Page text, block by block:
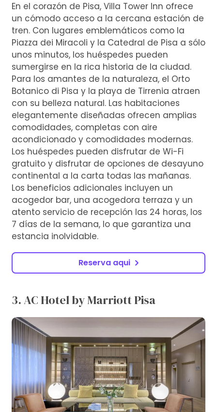
En el corazón de Pisa, Villa Tower Inn ofrece
un cómodo acceso a la cercana estación de
tren. Con lugares emblemáticos como la
Piazza dei Miracoli y la Catedral de Pisa a sólo
unos minutos, los huéspedes pueden
sumergirse en la rica historia de la ciudad.
Para los amantes de la naturaleza, el Orto
Botanico di Pisa y la playa de Tirrenia atraen
con su belleza natural. Las habitaciones
elegantemente diseñadas ofrecen amplias
comodidades, completas con aire
acondicionado y comodidades modernas.
Los huéspedes pueden disfrutar de Wi-Fi
gratuito y disfrutar de opciones de desayuno
continental a la carta todas las mañanas.
Los beneficios adicionales incluyen un
acogedor bar, una acogedora terraza y un
atento servicio de recepción las 24 horas, los
7 días de la semana, lo que garantiza una
estancia inolvidable.
Reserva aqui
3. AC Hotel by Marriott Pisa